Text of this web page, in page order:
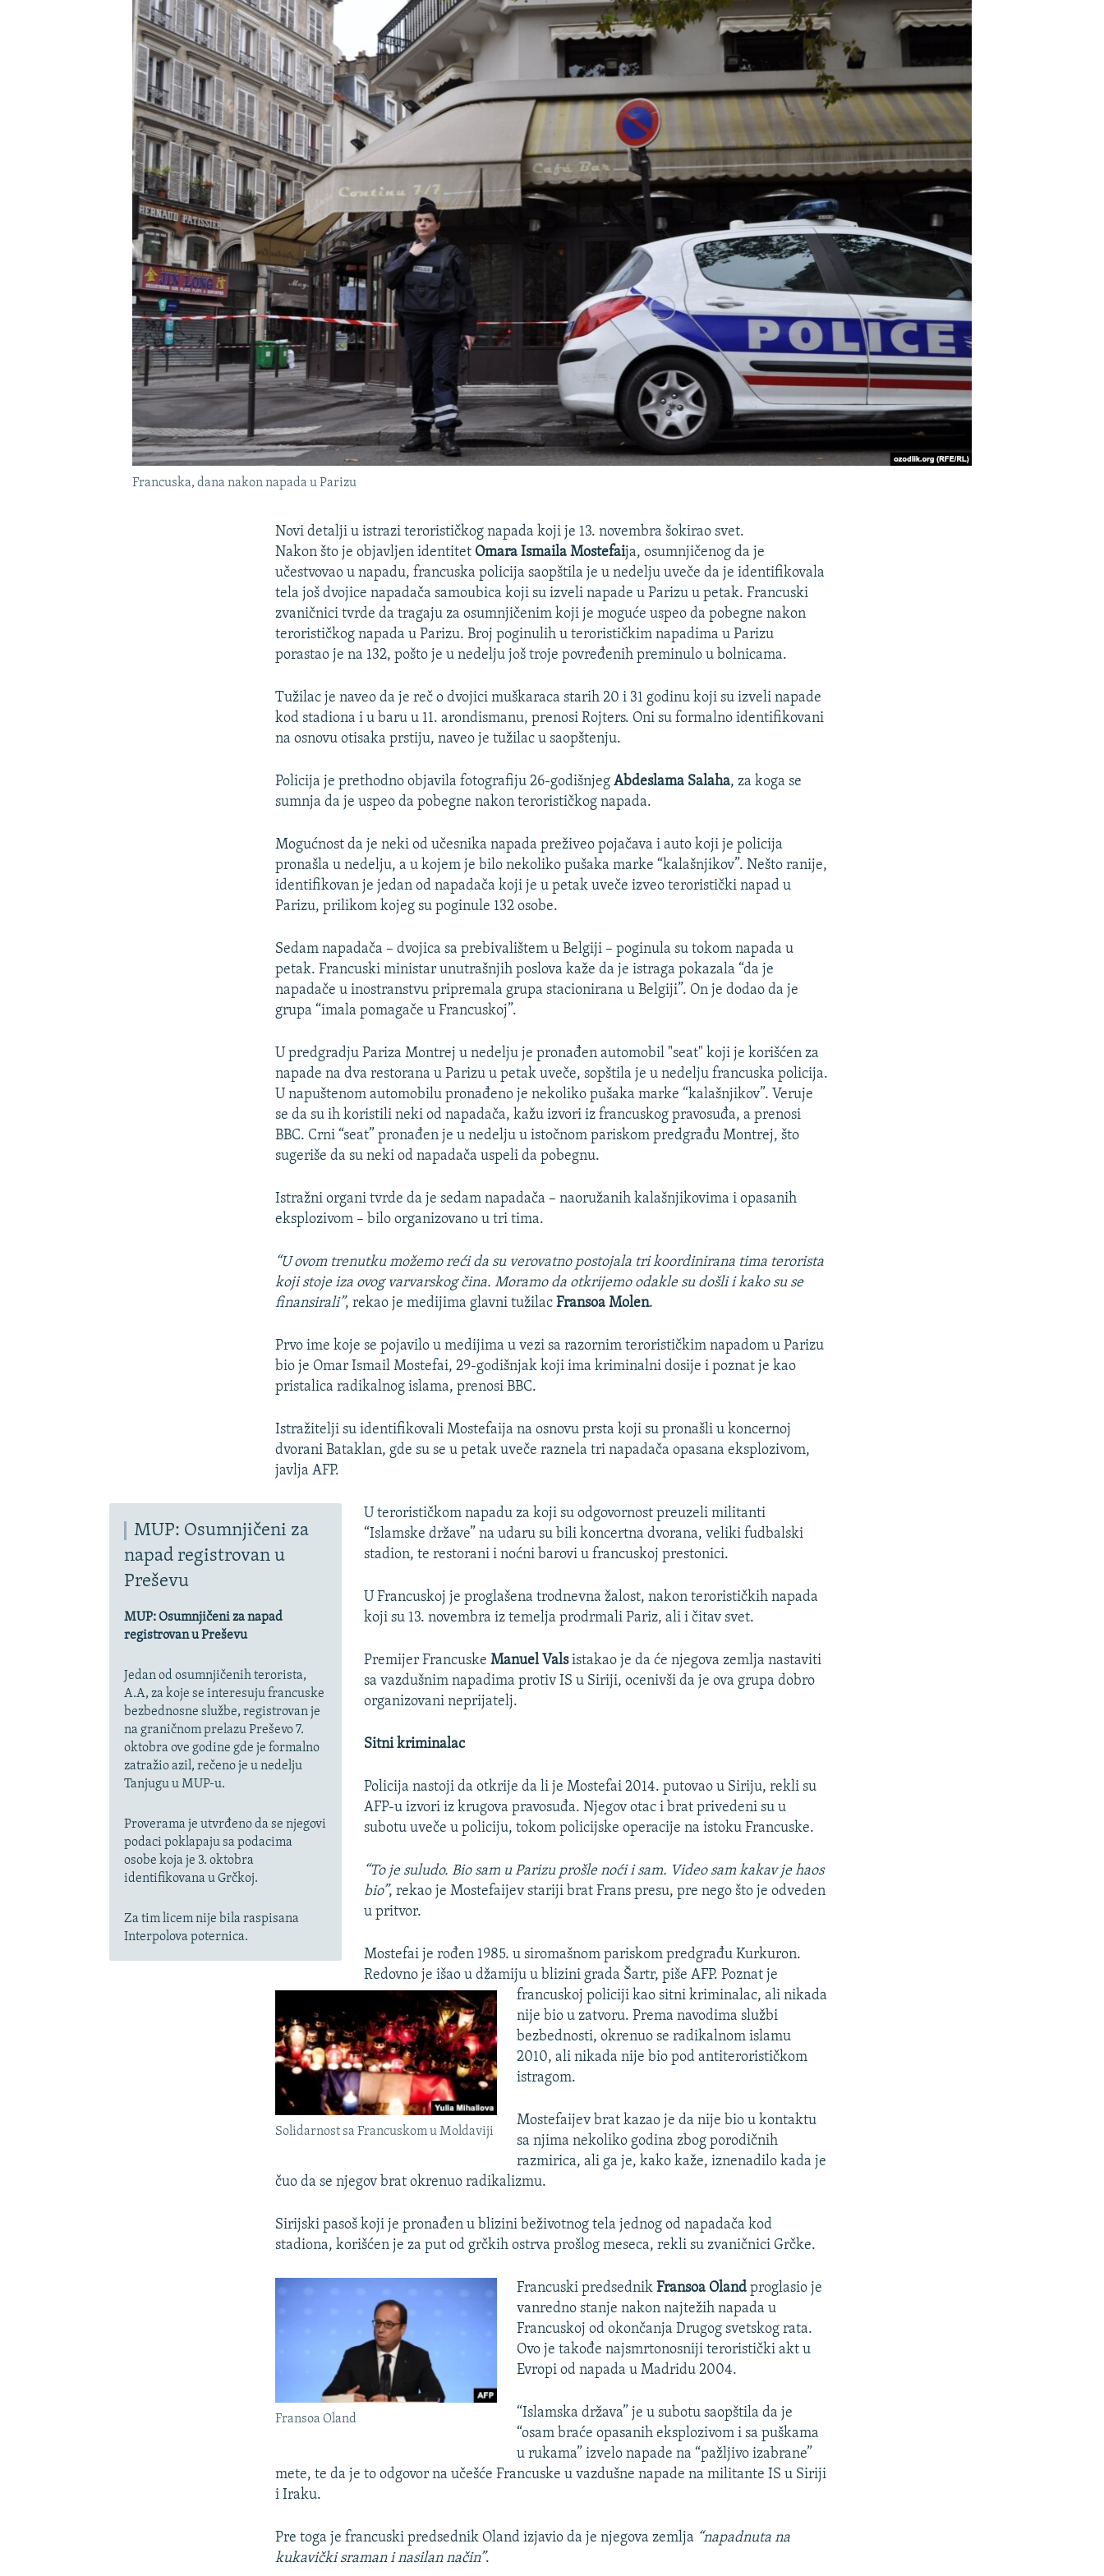
GENOCID U SREBRENICI
POPLAVE I KLIZIŠTA U BIH 2024.
TRI DECENIJE OD RATA U BIH
NASTANAK I RASPAD JUGOSLAVIJE
Francuska, dana nakon napada u Parizu
Novi detalji u istrazi terorističkog napada koji je 13. novembra šokirao svet.
Nakon što je objavljen identitet Omara Ismaila Mostefaija, osumnjičenog da je
učestvovao u napadu, francuska policija saopštila je u nedelju uveče da je identifikovala
tela još dvojice napadača samoubica koji su izveli napade u Parizu u petak. Francuski
zvaničnici tvrde da tragaju za osumnjičenim koji je moguće uspeo da pobegne nakon
terorističkog napada u Parizu. Broj poginulih u terorističkim napadima u Parizu
porastao je na 132, pošto je u nedelju još troje povređenih preminulo u bolnicama.
Tužilac je naveo da je reč o dvojici muškaraca starih 20 i 31 godinu koji su izveli napade
kod stadiona i u baru u 11. arondismanu, prenosi Rojters. Oni su formalno identifikovani
na osnovu otisaka prstiju, naveo je tužilac u saopštenju.
Policija je prethodno objavila fotografiju 26-godišnjegAbdeslama Salaha, za koga se
sumnja da je uspeo da pobegne nakon terorističkog napada.
Mogućnost da je neki od učesnika napada preživeo pojačava i auto koji je policija
pronašla u nedelju, a u kojem je bilo nekoliko pušaka marke “kalašnjikov”. Nešto ranije,
identifikovan je jedan od napadača koji je u petak uveče izveo teroristički napad u
Parizu, prilikom kojeg su poginule 132 osobe.
Sedam napadača – dvojica sa prebivalištem u Belgiji – poginula su tokom napada u
petak. Francuski ministar unutrašnjih poslova kaže da je istraga pokazala “da je
napadače u inostranstvu pripremala grupa stacionirana u Belgiji”. On je dodao da je
grupa “imala pomagače u Francuskoj”.
U predgradju Pariza Montrej u nedelju je pronađen automobil "seat" koji je korišćen za
napade na dva restorana u Parizu u petak uveče, sopštila je u nedelju francuska policija.
U napuštenom automobilu pronađeno je nekoliko pušaka marke “kalašnjikov”. Veruje
se da su ih koristili neki od napadača, kažu izvori iz francuskog pravosuđa, a prenosi
BBC. Crni “seat” pronađen je u nedelju u istočnom pariskom predgrađu Montrej, što
sugeriše da su neki od napadača uspeli da pobegnu.
Istražni organi tvrde da je sedam napadača – naoružanih kalašnjikovima i opasanih
eksplozivom – bilo organizovano u tri tima.
“U ovom trenutku možemo reći da su verovatno postojala tri koordinirana tima terorista
koji stoje iza ovog varvarskog čina. Moramo da otkrijemo odakle su došli i kako su se
finansirali”, rekao je medijima glavni tužilacFransoa Molen.
Prvo ime koje se pojavilo u medijima u vezi sa razornim terorističkim napadom u Parizu
bio je Omar Ismail Mostefai, 29-godišnjak koji ima kriminalni dosije i poznat je kao
pristalica radikalnog islama, prenosi BBC.
Istražitelji su identifikovali Mostefaija na osnovu prsta koji su pronašli u koncernoj
dvorani Bataklan, gde su se u petak uveče raznela tri napadača opasana eksplozivom,
javlja AFP.
MUP: Osumnjičeni za
napad registrovan u
Preševu
MUP: Osumnjičeni za napad
registrovan u Preševu
Jedan od osumnjičenih terorista,
A.A, za koje se interesuju francuske
bezbednosne službe, registrovan je
na graničnom prelazu Preševo 7.
oktobra ove godine gde je formalno
zatražio azil, rečeno je u nedelju
Tanjugu u MUP-u.
Proverama je utvrđeno da se njegovi
podaci poklapaju sa podacima
osobe koja je 3. oktobra
identifikovana u Grčkoj.
Za tim licem nije bila raspisana
Interpolova poternica.
U terorističkom napadu za koji su odgovornost preuzeli militanti
“Islamske države” na udaru su bili koncertna dvorana, veliki fudbalski
stadion, te restorani i noćni barovi u francuskoj prestonici.
U Francuskoj je proglašena trodnevna žalost, nakon terorističkih napada
koji su 13. novembra iz temelja prodrmali Pariz, ali i čitav svet.
Premijer Francuske Manuel Valsistakao je da će njegova zemlja nastaviti
sa vazdušnim napadima protiv IS u Siriji, ocenivši da je ova grupa dobro
organizovani neprijatelj.
Sitni kriminalac
Policija nastoji da otkrije da li je Mostefai 2014. putovao u Siriju, rekli su
AFP-u izvori iz krugova pravosuđa. Njegov otac i brat privedeni su u
subotu uveče u policiju, tokom policijske operacije na istoku Francuske.
“To je suludo. Bio sam u Parizu prošle noći i sam. Video sam kakav je haos
bio”, rekao je Mostefaijev stariji brat Frans presu, pre nego što je odveden
u pritvor.
Solidarnost sa Francuskom u Moldaviji
Mostefai je rođen 1985. u siromašnom pariskom predgrađu Kurkuron.
Redovno je išao u džamiju u blizini grada Šartr, piše AFP. Poznat je
francuskoj policiji kao sitni kriminalac, ali nikada
nije bio u zatvoru. Prema navodima službi
bezbednosti, okrenuo se radikalnom islamu
2010, ali nikada nije bio pod antiterorističkom
istragom.
Mostefaijev brat kazao je da nije bio u kontaktu
sa njima nekoliko godina zbog porodičnih
razmirica, ali ga je, kako kaže, iznenadilo kada je
čuo da se njegov brat okrenuo radikalizmu.
Sirijski pasoš koji je pronađen u blizini beživotnog tela jednog od napadača kod
stadiona, korišćen je za put od grčkih ostrva prošlog meseca, rekli su zvaničnici Grčke.
Fransoa Oland
Francuski predsednik Fransoa Oland proglasio je
vanredno stanje nakon najtežih napada u
Francuskoj od okončanja Drugog svetskog rata.
Ovo je takođe najsmrtonosniji teroristički akt u
Evropi od napada u Madridu 2004.
“Islamska država” je u subotu saopštila da je
“osam braće opasanih eksplozivom i sa puškama
u rukama” izvelo napade na “pažljivo izabrane”
mete, te da je to odgovor na učešće Francuske u vazdušne napade na militante IS u Siriji
i Iraku.
Pre toga je francuski predsednik Oland izjavio da je njegova zemlja “napadnuta na
kukavički sraman i nasilan način”.